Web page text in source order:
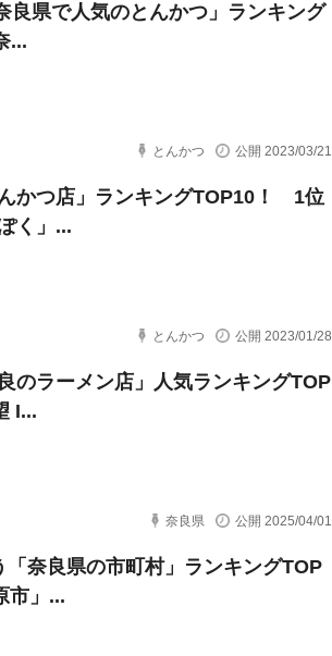
良県で人気のとんかつ」ランキング
...
とんかつ 公開 2023/03/21
んかつ店」ランキングTOP10！ 1位
く」...
とんかつ 公開 2023/01/28
のラーメン店」人気ランキングTOP
I...
奈良県 公開 2025/04/01
奈良県の市町村」ランキングTOP
市」...